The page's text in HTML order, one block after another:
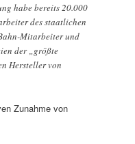
habe bereits 20.000
des staatlichen
Mitarbeiter und
der „größte
Hersteller von
Zunahme von